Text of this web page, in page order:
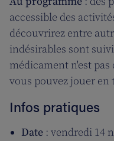
accessible des
découvrirez entre
indésirables sont
médicament n'est
vous pouvez jouer en
Infos pratiques
Date : vendredi 14